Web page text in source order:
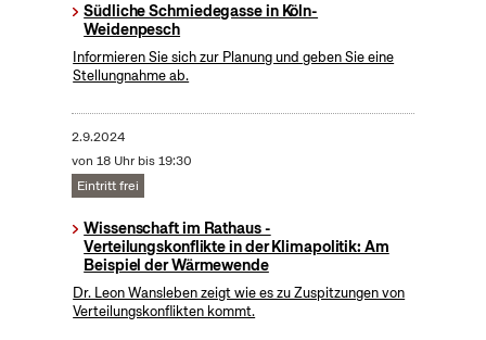
Südliche Schmiedegasse in Köln-
Weidenpesch
Informieren Sie sich zur Planung und geben Sie eine
Stellungnahme ab.
2.9.2024
von 18 Uhr bis 19:30
Eintritt frei
Wissenschaft im Rathaus -
Verteilungskonflikte in der Klimapolitik: Am
Beispiel der Wärmewende
Dr. Leon Wansleben zeigt wie es zu Zuspitzungen von
Verteilungskonflikten kommt.